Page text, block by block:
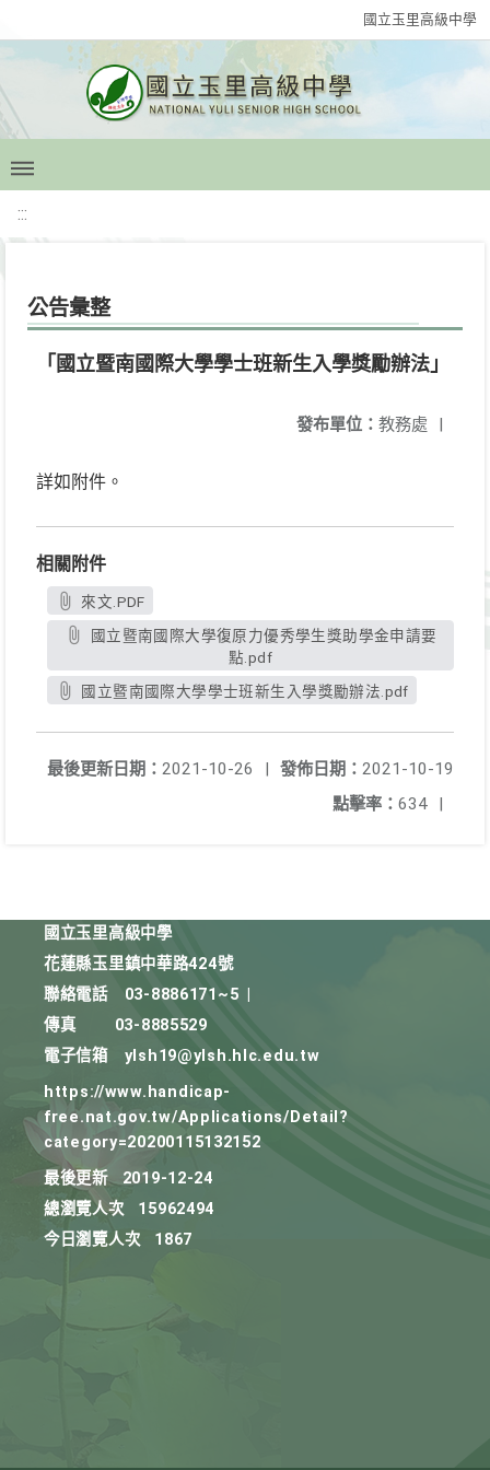
國立玉里高級中學
:::
公告彙整
「國立暨南國際大學學士班新生入學獎勵辦法」
發布單位： 教務處 |
詳如附件。
相關附件
來文.PDF
點.pdf
國立暨南國際大學學士班新生入學獎勵辦法.pdf
發佈日期： 2021-10-19
最後更新日期： 2021-10-26
|
點擊率： 634 |
國立玉里高級中學
花蓮縣玉里鎮中華路424號
聯絡電話
03-8886171~5
傳真
03-8885529
電子信箱
ylsh19@ylsh.hlc.edu.tw
https://www.handicap-
free.nat.gov.tw/Applications/Detail?
category=20200115132152
最後更新
2019-12-24
總瀏覽人次
15962494
今日瀏覽人次
1867